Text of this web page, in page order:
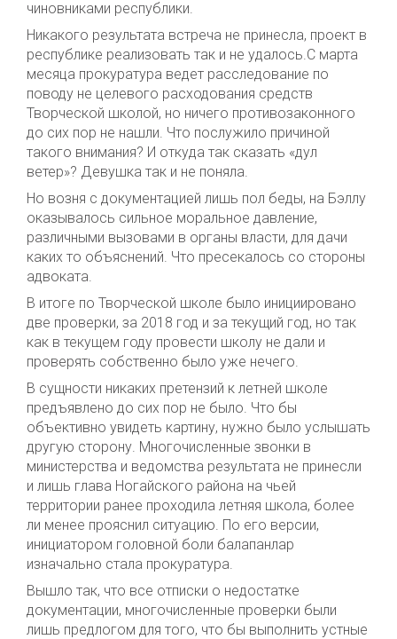
чиновниками республики.
Никакого результата встреча не принесла, проект в
республике реализовать так и не удалось.С марта
месяца прокуратура ведет расследование по
поводу не целевого расходования средств
Творческой школой, но ничего противозаконного
до сих пор не нашли. Что послужило причиной
такого внимания? И откуда так сказать «дул
ветер»? Девушка так и не поняла.
Но возня с документацией лишь пол беды, на Бэллу
оказывалось сильное моральное давление,
различными вызовами в органы власти, для дачи
каких то объяснений. Что пресекалось со стороны
адвоката.
В итоге по Творческой школе было инициировано
две проверки, за 2018 год и за текущий год, но так
как в текущем году провести школу не дали и
проверять собственно было уже нечего.
В сущности никаких претензий к летней школе
предъявлено до сих пор не было. Что бы
объективно увидеть картину, нужно было услышать
другую сторону. Многочисленные звонки в
министерства и ведомства результата не принесли
и лишь глава Ногайского района на чьей
территории ранее проходила летняя школа, более
ли менее прояснил ситуацию. По его версии,
инициатором головной боли балапанлар
изначально стала прокуратура.
Вышло так, что все отписки о недостатке
документации, многочисленные проверки были
лишь предлогом для того, что бы выполнить устные